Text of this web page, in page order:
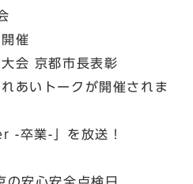
催
会 京都市長表彰
あいトークが開催されま
業-」を放送！